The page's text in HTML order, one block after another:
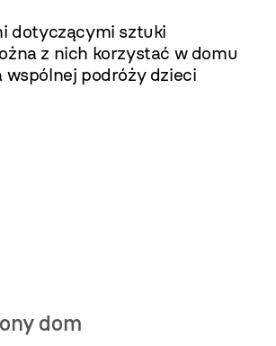
dotyczącymi sztuki
z nich korzystać w domu
podróży dzieci
dom